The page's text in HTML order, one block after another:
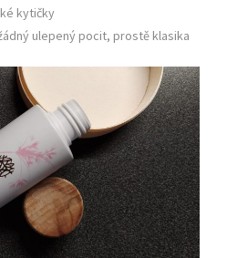
kytičky
ulepený pocit, prostě klasika